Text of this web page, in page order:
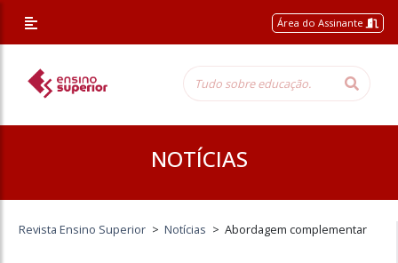
Área do Assinante
NOTÍCIAS
Revista Ensino Superior > Notícias > Abordagem complementar